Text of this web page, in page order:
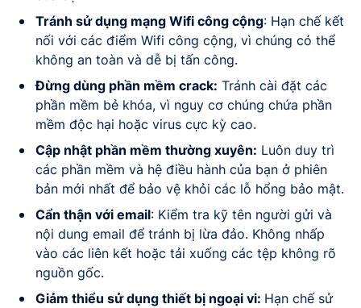
Tránh sử dụng mạng Wifi công cộng: Hạn chế kết
nối với các điểm Wifi công cộng, vì chúng có thể
không an toàn và dễ bị tấn công.
Đừng dùng phần mềm crack: Tránh cài đặt các
phần mềm bẻ khóa, vì nguy cơ chúng chứa phần
mềm độc hại hoặc virus cực kỳ cao.
Cập nhật phần mềm thường xuyên: Luôn duy trì
các phần mềm và hệ điều hành của bạn ở phiên
bản mới nhất để bảo vệ khỏi các lỗ hổng bảo mật.
Cẩn thận với email: Kiểm tra kỹ tên người gửi và
nội dung email để tránh bị lừa đảo. Không nhấp
vào các liên kết hoặc tải xuống các tệp không rõ
nguồn gốc.
Giảm thiểu sử dụng thiết bị ngoại vi: Hạn chế sử